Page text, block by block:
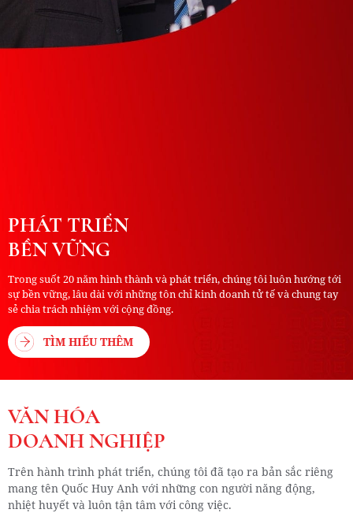
PHÁT TRIỂN
BỀN VỮNG
Trong suốt 20 năm hình thành và phát triển, chúng tôi luôn hướng tới
sự bền vững, lâu dài với những tôn chỉ kinh doanh tử tế và chung tay
sẻ chia trách nhiệm với cộng đồng.
TÌM HIỂU THÊM
VĂN HÓA
DOANH NGHIỆP
Trên hành trình phát triển, chúng tôi đã tạo ra bản sắc riêng
mang tên Quốc Huy Anh với những con người năng động,
nhiệt huyết và luôn tận tâm với công việc.